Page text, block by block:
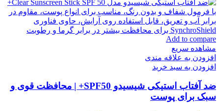
Add to compare
مشاهده سریع
افزودن به علاقه مندی
افزودن به سبد خرید
ضد آفتاب استیکی شیسیدو SPF50+ | محافظت قوی و
سبک برای پوست